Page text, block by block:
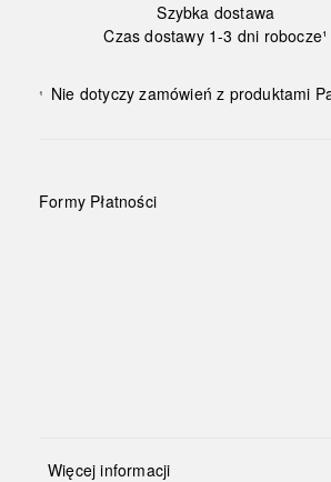
Szybka dostawa
Czas dostawy 1-3 dni robocze¹
¹ Nie dotyczy zamówień z produktami
Formy Płatności
Więcej informacji